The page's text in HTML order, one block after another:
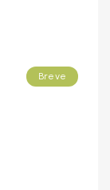
Breve